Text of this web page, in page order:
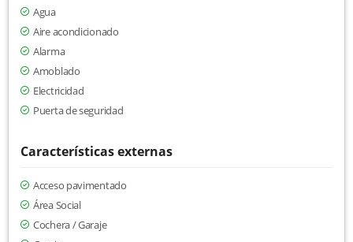
Agua
Aire acondicionado
Alarma
Amoblado
Electricidad
Puerta de seguridad
Características externas
Acceso pavimentado
Área Social
Cochera / Garaje